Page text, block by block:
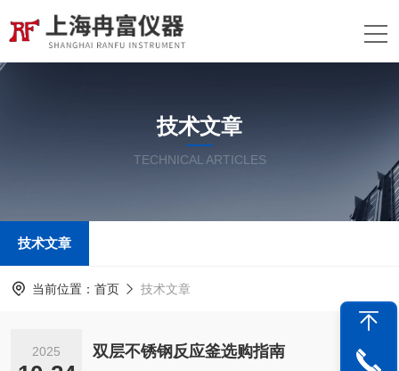
技术文章
TECHNICAL ARTICLES
技术文章
当前位置： 首页 技术文章
2025 双层不锈钢反应釜选购指南